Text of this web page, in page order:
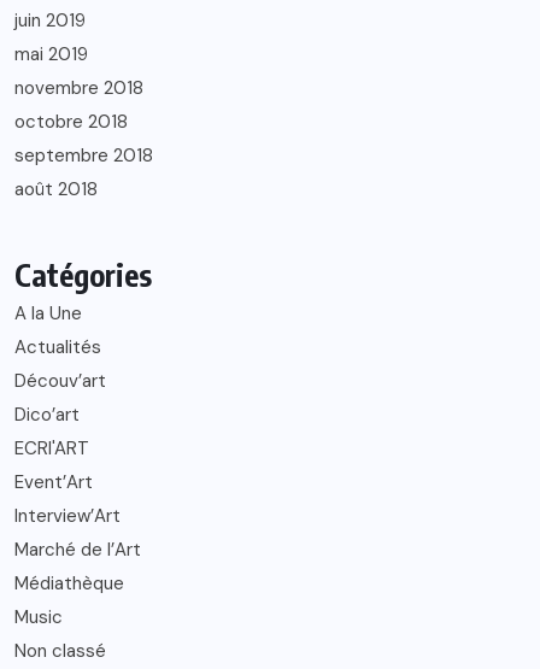
juin 2019
mai 2019
novembre 2018
octobre 2018
septembre 2018
août 2018
Catégories
A la Une
Actualités
Découv’art
Dico’art
ECRI'ART
Event’Art
Interview’Art
Marché de l’Art
Médiathèque
Music
Non classé